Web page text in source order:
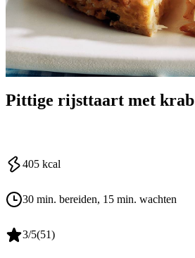
Pittige rijsttaart met krab
405 kcal
30 min. bereiden, 15 min. wachten
3/5(51)